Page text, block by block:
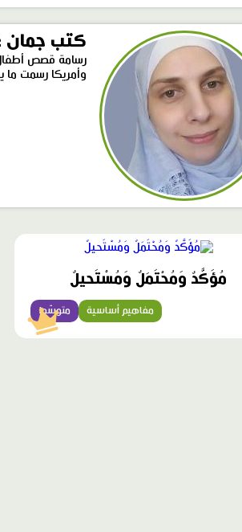
كتب جمان
رسامة قصص
وأمريكا رسمت ما يقارب ال ٧٠قصة أحب الرسم وأحب أن اركب ريشتي
محتوى
مُؤَكَّدٌ وَمُحْتَمَلٌ وَمُسْتَحيلٌ
متوسّط مفاهيم أساسية